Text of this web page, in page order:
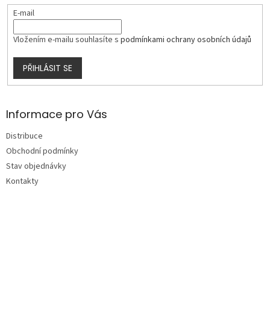
E-mail
Vložením e-mailu souhlasíte s podmínkami ochrany osobních údajů
PŘIHLÁSIT SE
Informace pro Vás
Distribuce
Obchodní podmínky
Stav objednávky
Kontakty